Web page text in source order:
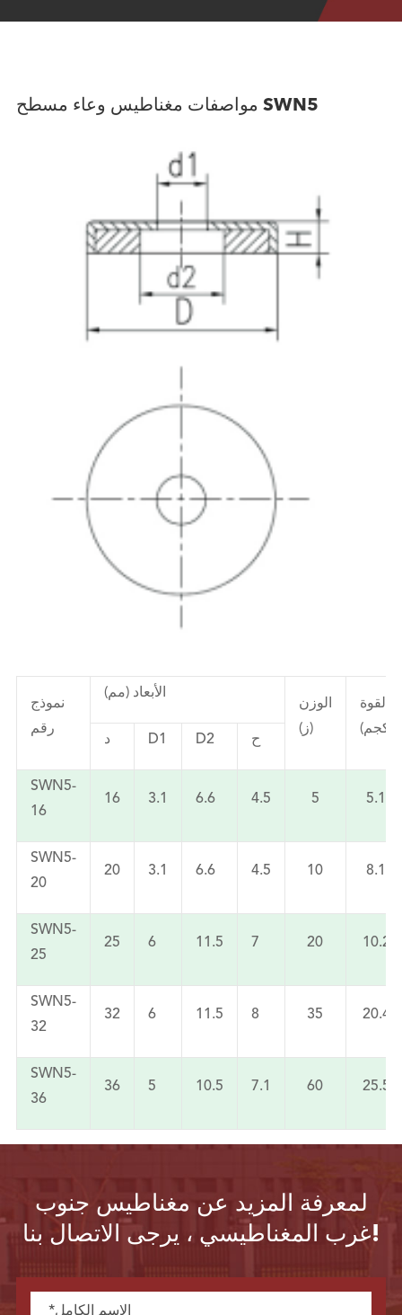
مواصفات مغناطيس وعاء مسطح SWN5
نموذج
رقم
الأبعاد (مم)
الوزن
(ز)
القوة
(كجم)
د D1 D2 ح
SWN5-
16
16 3.1 6.6 4.5 5 5.1
SWN5-
20
20 3.1 6.6 4.5 10 8.1
SWN5-
25
25 6 11.5 7 20 10.2
SWN5-
32
32 6 11.5 8 35 20.4
SWN5-
36
36 5 10.5 7.1 60 25.5
لمعرفة المزيد عن مغناطيس جنوب
غرب المغناطيسي ، يرجى الاتصال بنا!